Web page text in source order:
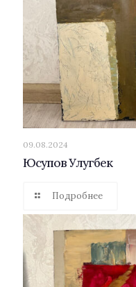
09.08.2024
Юсупов Улугбек
Подробнее